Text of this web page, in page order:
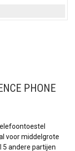
PHONE
voor middelgrote
andere partijen